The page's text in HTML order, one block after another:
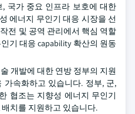
국가 중요 인프라 보호에 대한
에너지 무인기 대응 시장을 선
전 및 공역 관리에서 핵심 역할
기 대응 capability 확산의 원동
개발에 대한 연방 정부의 지원
속화하고 있습니다. 정부, 군,
협조는 지향성 에너지 무인기
치를 지원하고 있습니다.